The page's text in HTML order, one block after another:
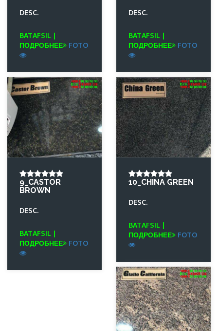
DESC.
BATAFSIL |
ПОДРОБНЕЕ
FOTO
DESC.
BATAFSIL |
ПОДРОБНЕЕ
FOTO
9_CASTOR
BROWN
DESC.
BATAFSIL |
ПОДРОБНЕЕ
FOTO
10_CHINA GREEN
DESC.
BATAFSIL |
ПОДРОБНЕЕ
FOTO